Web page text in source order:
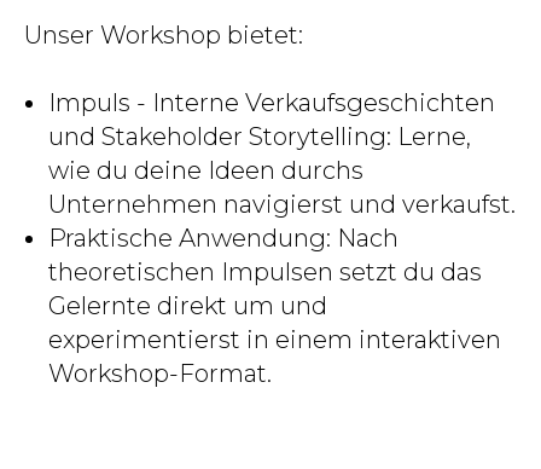
Unser Workshop bietet:
Impuls - Interne Verkaufsgeschichten
und Stakeholder Storytelling: Lerne,
wie du deine Ideen durchs
Unternehmen navigierst und verkaufst.
Praktische Anwendung: Nach
theoretischen Impulsen setzt du das
Gelernte direkt um und
experimentierst in einem interaktiven
Workshop-Format.